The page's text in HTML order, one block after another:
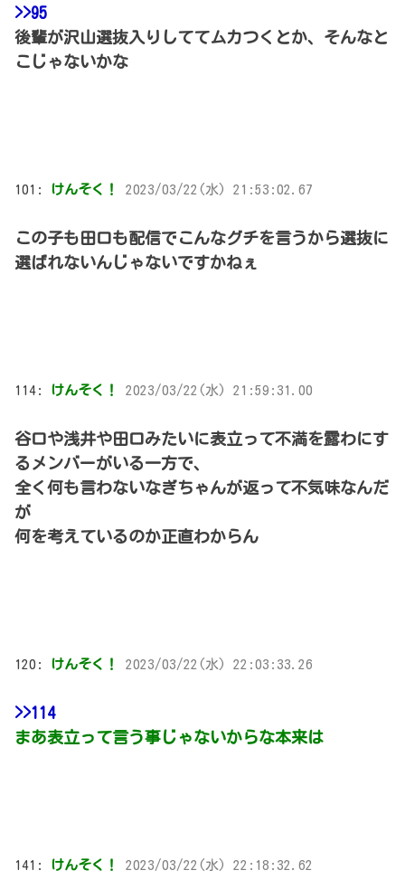
>>95
後輩が沢山選抜入りしててムカつくとか、そんなと
こじゃないかな
101: けんそく！ 2023/03/22(水) 21:53:02.67
この子も田口も配信でこんなグチを言うから選抜に
選ばれないんじゃないですかねぇ
114: けんそく！ 2023/03/22(水) 21:59:31.00
谷口や浅井や田口みたいに表立って不満を露わにす
るメンバーがいる一方で、
全く何も言わないなぎちゃんが返って不気味なんだ
が
何を考えているのか正直わからん
120: けんそく！ 2023/03/22(水) 22:03:33.26
>>114
まあ表立って言う事じゃないからな本来は
141: けんそく！ 2023/03/22(水) 22:18:32.62